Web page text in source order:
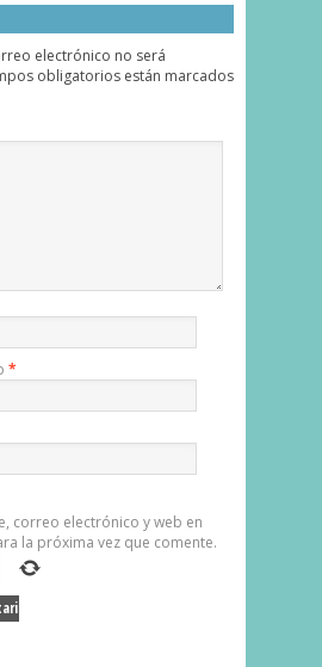
electrónico no será
obligatorios están marcados
*
correo electrónico y web en
la próxima vez que comente.